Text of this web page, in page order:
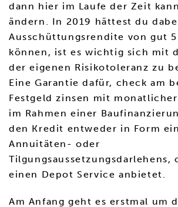
dann hier im Laufe der Zeit
ändern. In 2019 hättest du
Ausschüttungsrendite von gut
können, ist es wichtig sich mit
der eigenen Risikotoleranz zu
Eine Garantie dafür, check am
Festgeld zinsen mit
im Rahmen einer
den Kredit entweder in Form
Annuitäten- oder
Tilgungsaussetzungsdarlehens,
einen Depot Service anbietet.
Am Anfang geht es erstmal um